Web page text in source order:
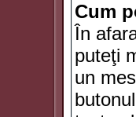
Cum
În
puteţi
un
butonul